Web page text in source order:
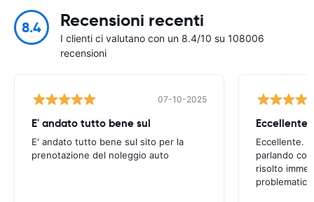
8.4 Recensioni recenti
I clienti ci valutano con un 8.4/10 su 108006
recensioni
07-10-2025
E' andato tutto bene sul
E' andato tutto bene sul sito per la
prenotazione del noleggio auto
Eccellente.
parlando
risolto